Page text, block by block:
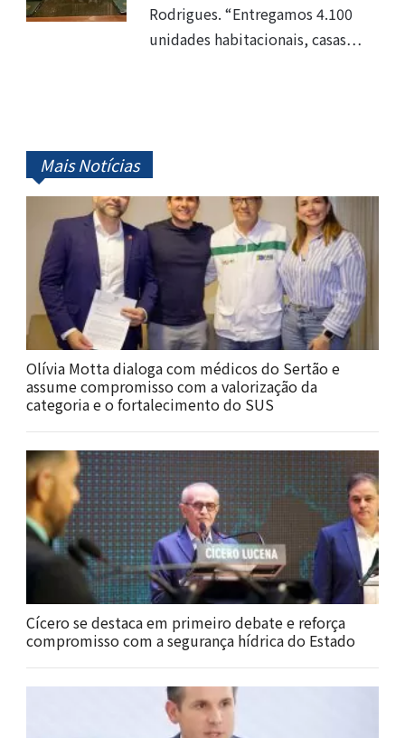
Rodrigues. “Entregamos 4.100
unidades habitacionais, casas…
Mais Notícias
Olívia Motta dialoga com médicos do Sertão e
assume compromisso com a valorização da
categoria e o fortalecimento do SUS
Cícero se destaca em primeiro debate e reforça
compromisso com a segurança hídrica do Estado